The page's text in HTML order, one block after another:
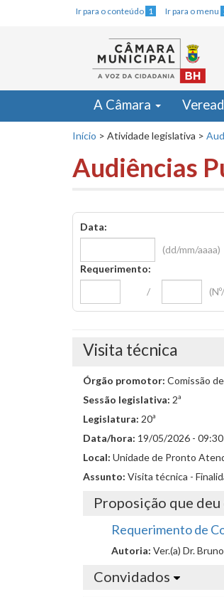
Ir para o conteúdo 1 Ir para o menu
A Câmara
Início > Atividade legislativa >
Audiências
Data:
(dd/mm/aaaa)
Requerimento:
/
Visita técnica
Órgão promotor: Comissão
Sessão legislativa: 2ª
Legislatura: 20ª
Data/hora: 19/05/2026 - 09:30
Local: Unidade de Pronto
Assunto: Visita técnica -
Proposição que
Requerimento de
Autoria: Ver.(a) Dr.
Convidados